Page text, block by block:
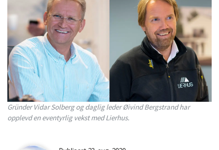
Gründer Vidar Solberg og daglig leder Øivind Bergstrand har
opplevd en eventyrlig vekst med Lierhus.